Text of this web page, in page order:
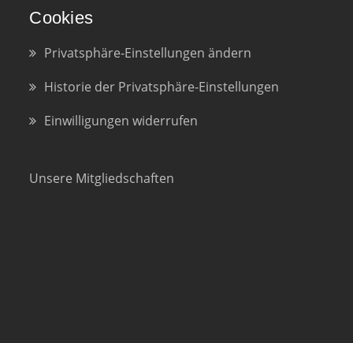
Cookies
Privatsphäre-Einstellungen ändern
Historie der Privatsphäre-Einstellungen
Einwilligungen widerrufen
Unsere Mitgliedschaften